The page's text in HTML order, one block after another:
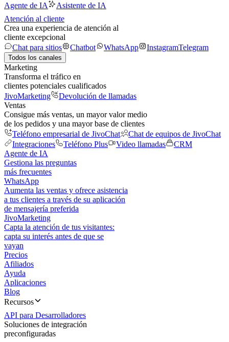
Agente de IA
Asistente de IA
Atención al cliente
Crea una experiencia de atención al
cliente excepcional
Chat para sitios
Chatbot WhatsApp InstagramTelegram
Todos los canales
Marketing
Transforma el tráfico en
clientes potenciales cualificados
JivoMarketing
Devolución de llamadas
Ventas
Consigue más ventas, un mayor valor medio
de los pedidos y una mayor base de clientes
Teléfono empresarial de JivoChat
Chat de equipos de JivoChat
Integraciones
Teléfono Plus Video llamadas
CRM
Agente de IA
Gestiona las preguntas
más frecuentes
WhatsApp
Aumenta las ventas y ofrece asistencia
a tus clientes a través de su aplicación
de mensajería preferida
JivoMarketing
Capta la atención de tus visitantes:
capta su interés antes de que se
vayan
Precios
Afiliados
Ayuda
Aplicaciones
Blog
Recursos
API para Desarrolladores
Soluciones de integración
preconfiguradas